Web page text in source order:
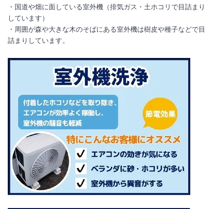
・国道や畑に面している室外機（排気ガス・土ホコリで目詰まり
しています）
・周囲が森や大きな木のそばにある室外機は樹皮や種子などで目
詰まりしています。